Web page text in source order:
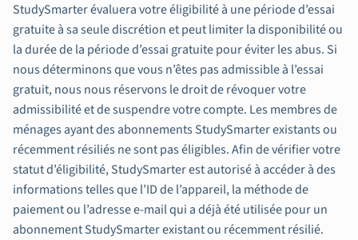
StudySmarter évaluera votre éligibilité à une période d’essai
gratuite à sa seule discrétion et peut limiter la disponibilité ou
la durée de la période d’essai gratuite pour éviter les abus. Si
nous déterminons que vous n’êtes pas admissible à l’essai
gratuit, nous nous réservons le droit de révoquer votre
admissibilité et de suspendre votre compte. Les membres de
ménages ayant des abonnements StudySmarter existants ou
récemment résiliés ne sont pas éligibles. Afin de vérifier votre
statut d’éligibilité, StudySmarter est autorisé à accéder à des
informations telles que l’ID de l’appareil, la méthode de
paiement ou l’adresse e-mail qui a déjà été utilisée pour un
abonnement StudySmarter existant ou récemment résilié.